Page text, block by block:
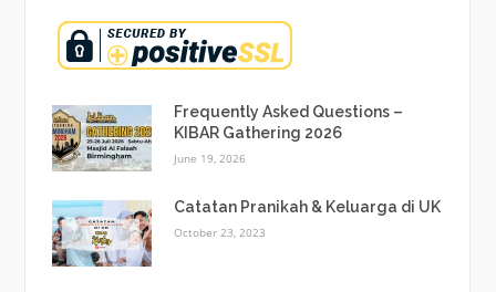
Frequently Asked Questions –
KIBAR Gathering 2026
June 19, 2026
Catatan Pranikah & Keluarga di UK
October 23, 2023